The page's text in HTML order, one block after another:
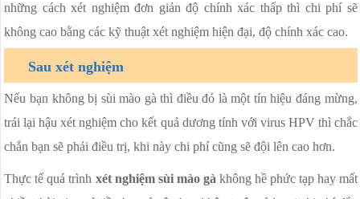
những cách xét nghiệm đơn giản độ chính xác thấp thì chi phí sẽ
không cao bằng các kỹ thuật xét nghiệm hiện đại, độ chính xác cao.
Sau xét nghiệm
Nếu bạn không bị sùi mào gà thì điều đó là một tín hiệu đáng mừng,
trái lại hậu xét nghiệm cho kết quả dương tính với virus HPV thì chắc
chắn bạn sẽ phải điều trị, khi này chi phí cũng sẽ đội lên cao hơn.
Thực tế quá trình xét nghiệm sùi mào gà không hề phức tạp hay mất